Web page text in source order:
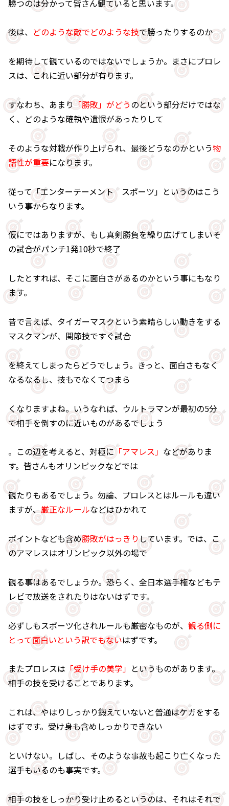
勝つのは分かって皆さん観ていると思います。
後は、 どのような敵でどのような技で勝ったりするのか
を期待して観ているのではないでしょうか。まさにプロレ
スは、これに近い部分が有ります。
すなわち、あまり 「勝敗」がどうのという部分だけではな
く、どのような確執や遺恨があったりして
そのような対戦が作り上げられ、最後どうなのかという物
語性が重要になります。
従って「エンターテーメント スポーツ」というのはこう
いう事からなります。
仮にではありますが、もし真剣勝負を繰り広げてしまいそ
の試合がパンチ1発10秒で終了
したとすれば、そこに面白さがあるのかという事にもなり
ます。
昔で言えば、タイガーマスクという素晴らしい動きをする
マスクマンが、関節技ですぐ試合
を終えてしまったらどうでしょう。きっと、面白さもなく
なるなるし、技もでなくてつまら
くなりますよね。いうなれば、ウルトラマンが最初の5分
で相手を倒すのに近いものがあるでしょう
。この辺を考えると、対極に「アマレス」 などがありま
す。皆さんもオリンピックなどでは
観たりもあるでしょう。勿論、プロレスとはルールも違い
ますが、 厳正なルールなどはひかれて
ポイントなども含め勝敗がはっきり しています。では、こ
のアマレスはオリンピック以外の場で
観る事はあるでしょうか。恐らく、全日本選手権などもテ
レビで放送をされたりはないはずです。
必ずしもスポーツ化されルールも厳密なものが、 観る側に
とって面白いという訳でもないはずです。
またプロレスは 「受け手の美学」 というものがあります。
相手の技を受けることであります。
これは、やはりしっかり鍛えていないと普通はケガをする
はずです。受け身も含めしっかりできない
といけない。しばし、そのような事故も起こり亡くなった
選手もいるのも事実です。
相手の技をしっかり受け止めるというのは、それはそれで